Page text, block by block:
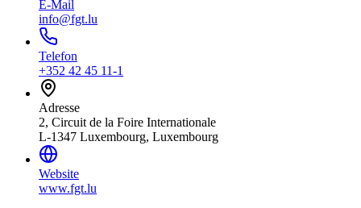
E-Mail
info@fgt.lu
Telefon
+352 42 45 11-1
Adresse
2, Circuit de la Foire Internationale
L-1347 Luxembourg, Luxembourg
Website
www.fgt.lu